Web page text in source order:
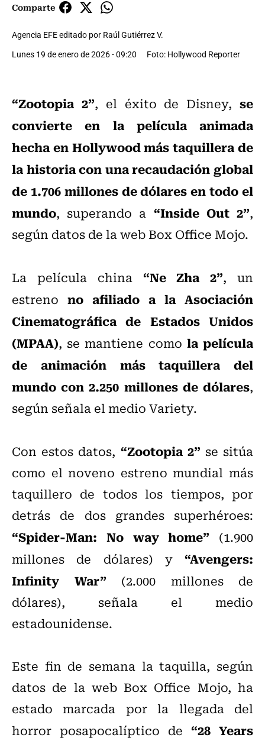
Comparte
Agencia EFE editado por Raúl Gutiérrez V.
Lunes 19 de enero de 2026 - 09:20
Foto: Hollywood Reporter
“Zootopia 2”, el éxito de Disney,se
convierte en la película animada
hecha en Hollywood más taquillera de
la historia con una recaudación global
de 1.706 millones de dólares en todo el
mundo, superando a “Inside Out 2”,
según datos de la web Box Office Mojo.
La película china “Ne Zha 2”, un
estreno no afiliado a la Asociación
Cinematográfica de Estados Unidos
(MPAA), se mantiene como la película
de animación más taquillera del
mundo con 2.250 millones de dólares,
según señala el medio Variety.
Con estos datos, “Zootopia 2” se sitúa
como el noveno estreno mundial más
taquillero de todos los tiempos, por
detrás de dos grandes superhéroes:
“Spider-Man: No way home” (1.900
millones de dólares) y “Avengers:
Infinity War” (2.000 millones de
dólares), señala el medio
estadounidense.
Este fin de semana la taquilla, según
datos de la web Box Office Mojo, ha
estado marcada por la llegada del
horror posapocalíptico de “28 Years